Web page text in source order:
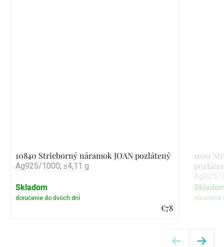
10840 Strieborný náramok JOAN pozlátený
Ag925/1000; ≤4,11 g
€78
Skladom
11011